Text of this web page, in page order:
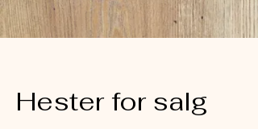
Hester for salg